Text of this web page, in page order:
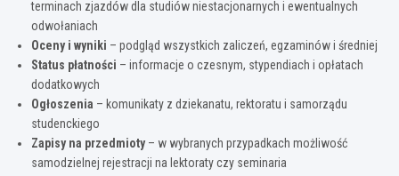
terminach zjazdów dla studiów niestacjonarnych i ewentualnych
odwołaniach
Oceny i wyniki – podgląd wszystkich zaliczeń, egzaminów i średniej
Status płatności – informacje o czesnym, stypendiach i opłatach
dodatkowych
Ogłoszenia – komunikaty z dziekanatu, rektoratu i samorządu
studenckiego
Zapisy na przedmioty– w wybranych przypadkach możliwość
samodzielnej rejestracji na lektoraty czy seminaria